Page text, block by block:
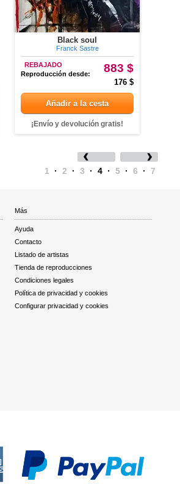
Black soul
Franck Sastre
883 $
REBAJADO
Reproducción desde:
176 $
Añadir a la cesta
¡Envío y devolución gratis!
1 · 2 · 3 · 4 · 5 · 6 · 7
Más
Ayuda
Contacto
Listado de artistas
Tienda de reproducciones
Condiciones legales
Política de privacidad y cookies
Configurar privacidad y cookies